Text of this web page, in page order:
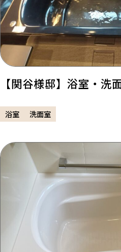
【関谷様邸】浴室・洗
浴室 洗面室